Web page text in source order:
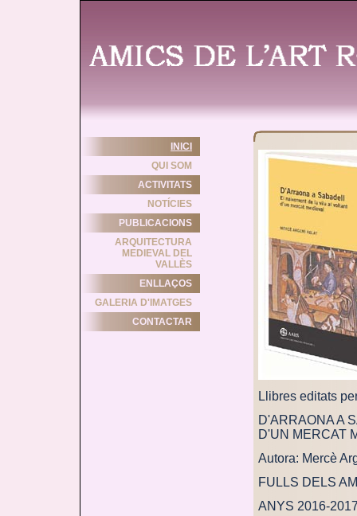
INICI
QUI SOM
ACTIVITATS
NOTÍCIES
PUBLICACIONS
ARQUITECTURA
MEDIEVAL DEL
VALLÈS
ENLLAÇOS
GALERIA D'IMATGES
CONTACTAR
Llibres editats
D'ARRAONA A
D'UN MERCAT
Autora: Mercè
FULLS DELS
ANYS 2016-